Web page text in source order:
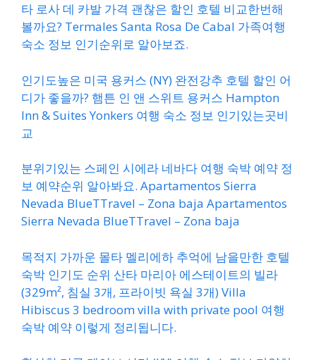
타 로사 데 카발 가격 괜찮은 할인 호텔 비교한번해
볼까요? Termales Santa Rosa De Cabal 가족여행
숙소 정보 인기순위로 알아보죠.
인기도높은 미국 용커스 (NY) 완전강추 호텔 할인 어
디가 좋을까? 햄튼 인 앤 스위트 용커스 Hampton
Inn & Suites Yonkers 여행 숙소 정보 인기있는곳비
교
분위기있는 스페인 시에라 네바다 여행 숙박 예약 정
보 예약순위 알아봐요. Apartamentos Sierra
Nevada BlueTTravel – Zona baja Apartamentos
Sierra Nevada BlueTTravel – Zona baja
목적지 가까운 몰타 멜리에하 추억에 남을만한 호텔
숙박 인기도 순위 산타 마리아 에스테이트의 빌라
(329m², 침실 3개, 프라이빗 욕실 3개) Villa
Hibiscus 3 bedroom villa with private pool 여행
숙박 예약 이렇게 정리됩니다.